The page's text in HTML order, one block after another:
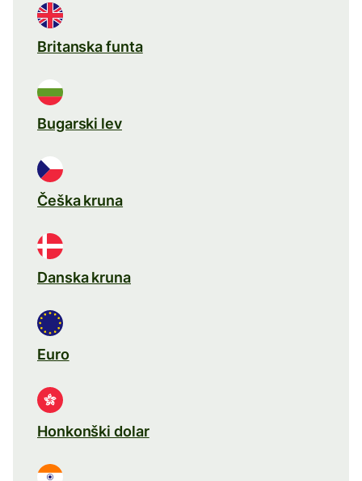
Britanska funta
Bugarski lev
Češka kruna
Danska kruna
Euro
Honkonški dolar